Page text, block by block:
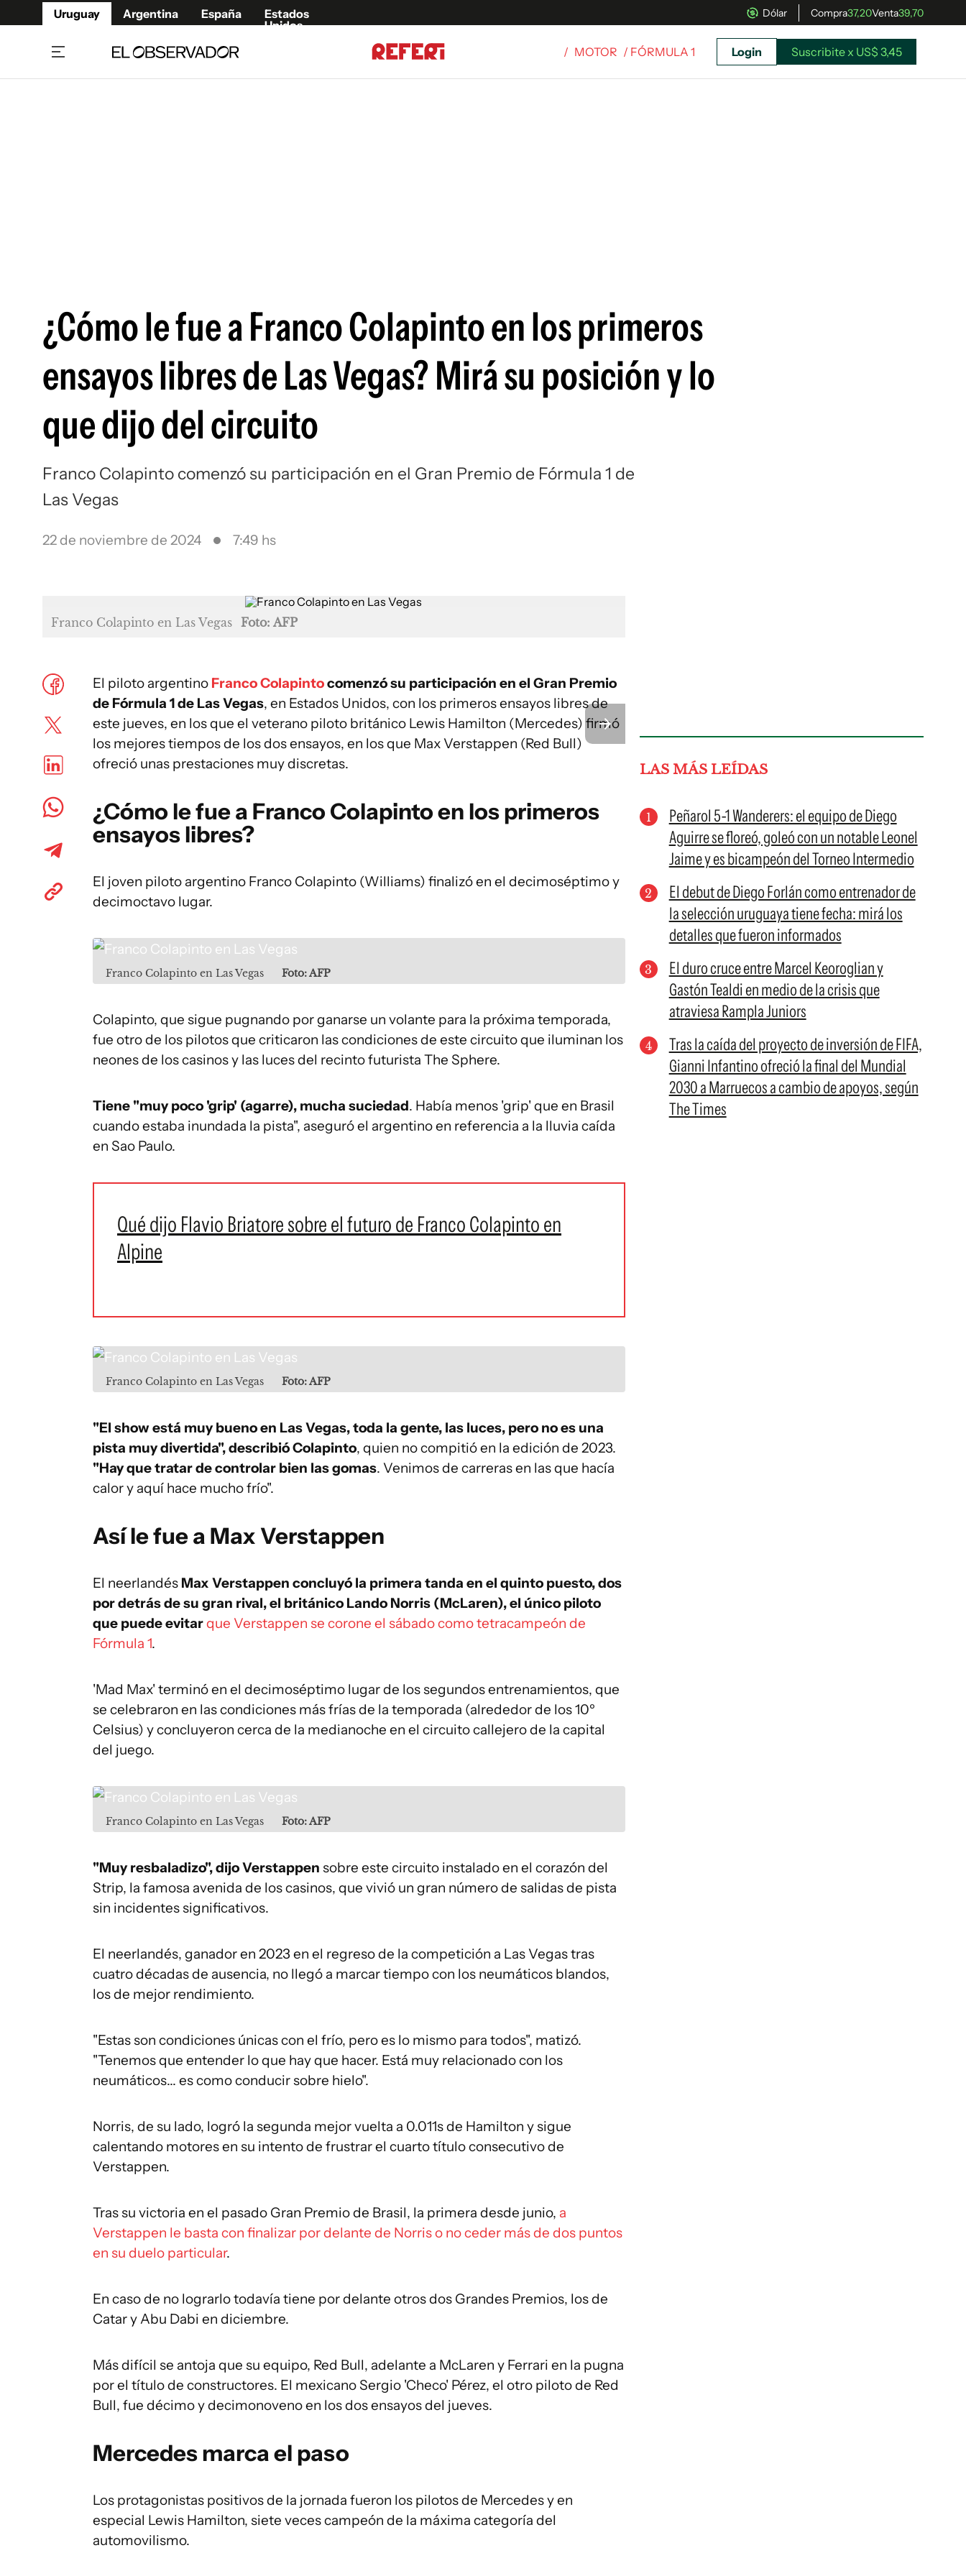
Uruguay Argentina España
Estados
Unidos
Dólar Compra37,20Venta39,70
Siguenos en:
/ MOTOR / FÓRMULA 1 Login Suscribite x US$ 3,45
¿Cómo le fue a Franco Colapinto en los primeros
ensayos libres de Las Vegas? Mirá su posición y lo
que dijo del circuito
Franco Colapinto comenzó su participación en el Gran Premio de Fórmula 1 de
Las Vegas
22 de noviembre de 2024 7:49 hs
Franco Colapinto en Las Vegas Foto: AFP
El piloto argentino Franco Colapintocomenzó su participación en el Gran Premio
de Fórmula 1 de Las Vegas, en Estados Unidos, con los primeros ensayos libres de
este jueves, en los que el veterano piloto británico Lewis Hamilton (Mercedes) firmó
los mejores tiempos de los dos ensayos, en los que Max Verstappen (Red Bull)
ofreció unas prestaciones muy discretas.
¿Cómo le fue a Franco Colapinto en los primeros
ensayos libres?
El joven piloto argentino Franco Colapinto (Williams) finalizó en el decimoséptimo y
decimoctavo lugar.
Franco Colapinto en Las Vegas Foto: AFP
Colapinto, que sigue pugnando por ganarse un volante para la próxima temporada,
fue otro de los pilotos que criticaron las condiciones de este circuito que iluminan los
neones de los casinos y las luces del recinto futurista The Sphere.
Tiene "muy poco 'grip' (agarre), mucha suciedad. Había menos 'grip' que en Brasil
cuando estaba inundada la pista", aseguró el argentino en referencia a la lluvia caída
en Sao Paulo.
Qué dijo Flavio Briatore sobre el futuro de Franco Colapinto en
Alpine
Franco Colapinto en Las Vegas Foto: AFP
"El show está muy bueno en Las Vegas, toda la gente, las luces, pero no es una
pista muy divertida", describió Colapinto, quien no compitió en la edición de 2023.
"Hay que tratar de controlar bien las gomas. Venimos de carreras en las que hacía
calor y aquí hace mucho frío".
Así le fue a Max Verstappen
El neerlandés Max Verstappen concluyó la primera tanda en el quinto puesto, dos
por detrás de su gran rival, el británico Lando Norris (McLaren), el único piloto
que puede evitarque Verstappen se corone el sábado como tetracampeón de
Fórmula 1.
'Mad Max' terminó en el decimoséptimo lugar de los segundos entrenamientos, que
se celebraron en las condiciones más frías de la temporada (alrededor de los 10º
Celsius) y concluyeron cerca de la medianoche en el circuito callejero de la capital
del juego.
Franco Colapinto en Las Vegas Foto: AFP
"Muy resbaladizo", dijo Verstappen sobre este circuito instalado en el corazón del
Strip, la famosa avenida de los casinos, que vivió un gran número de salidas de pista
sin incidentes significativos.
El neerlandés, ganador en 2023 en el regreso de la competición a Las Vegas tras
cuatro décadas de ausencia, no llegó a marcar tiempo con los neumáticos blandos,
los de mejor rendimiento.
"Estas son condiciones únicas con el frío, pero es lo mismo para todos", matizó.
"Tenemos que entender lo que hay que hacer. Está muy relacionado con los
neumáticos... es como conducir sobre hielo".
Norris, de su lado, logró la segunda mejor vuelta a 0.011s de Hamilton y sigue
calentando motores en su intento de frustrar el cuarto título consecutivo de
Verstappen.
Tras su victoria en el pasado Gran Premio de Brasil, la primera desde junio, a
Verstappen le basta con finalizar por delante de Norris o no ceder más de dos puntos
en su duelo particular.
En caso de no lograrlo todavía tiene por delante otros dos Grandes Premios, los de
Catar y Abu Dabi en diciembre.
Más difícil se antoja que su equipo, Red Bull, adelante a McLaren y Ferrari en la pugna
por el título de constructores. El mexicano Sergio 'Checo' Pérez, el otro piloto de Red
Bull, fue décimo y decimonoveno en los dos ensayos del jueves.
Mercedes marca el paso
Los protagonistas positivos de la jornada fueron los pilotos de Mercedes y en
especial Lewis Hamilton, siete veces campeón de la máxima categoría del
automovilismo.
LAS MÁS LEÍDAS
Peñarol 5-1 Wanderers: el equipo de Diego
Aguirre se floreó, goleó con un notable Leonel
Jaime y es bicampeón del Torneo Intermedio
El debut de Diego Forlán como entrenador de
la selección uruguaya tiene fecha: mirá los
detalles que fueron informados
El duro cruce entre Marcel Keoroglian y
Gastón Tealdi en medio de la crisis que
atraviesa Rampla Juniors
Tras la caída del proyecto de inversión de FIFA,
Gianni Infantino ofreció la final del Mundial
2030 a Marruecos a cambio de apoyos, según
The Times